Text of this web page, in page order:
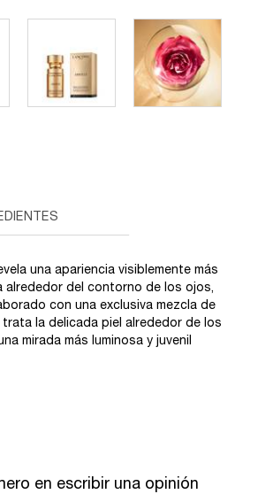
una apariencia visiblemente más
alrededor del contorno de los ojos,
con una exclusiva mezcla de
la delicada piel alrededor de los
mirada más luminosa y juvenil
en escribir una opinión